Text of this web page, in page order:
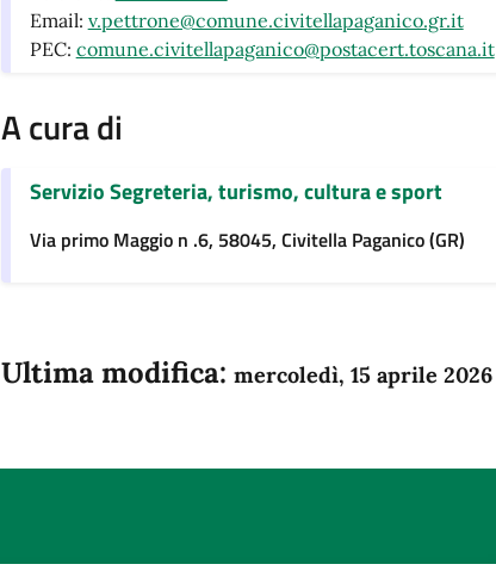
Email: v.pettrone@comune.civitellapaganico.gr.it
PEC: comune.civitellapaganico@postacert.toscana.it
A cura di
Servizio Segreteria, turismo, cultura e sport
Via primo Maggio n .6, 58045, Civitella Paganico (GR)
Ultima modifica: mercoledì, 15 aprile 2026